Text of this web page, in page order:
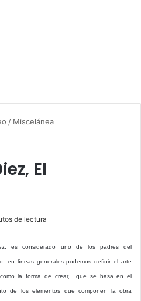
/ Miscelánea
El
de lectura
es considerado uno de los padres del
en líneas generales podemos definir el arte
como la forma de crear, que se basa en el
de los elementos que componen la obra